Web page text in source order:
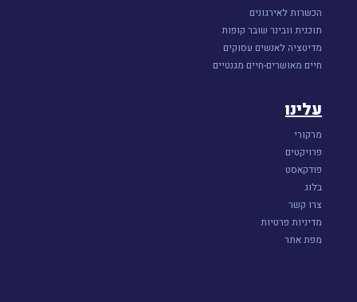
הכשרות לאירגונים
תוכנית וובינר שובר קופות
מדיטציה לאנשים עסוקים
חיים מאושרים-חיים מגנטיים
עלינו
מרקורי
פרויקטים
פודקאסט
בלוג
צרו קשר
מדיניות פרטיות
מפת אתר